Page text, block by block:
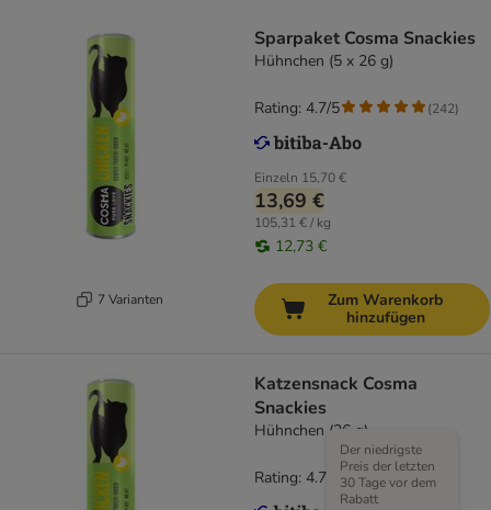
7 Varianten
Sparpaket Cosma Snackies
Hühnchen (5 x 26 g)
Einzeln 15,70 €
13,69 €
105,31 € / kg
12,73 €
Rating: 4.7/5 (242)
Zum Warenkorb
hinzufügen
Katzensnack Cosma
Snackies
Hühnchen (26 g)
Der niedrigste
Preis der letzten
30 Tage vor dem
Rabatt
Rating: 4.7/5 (167